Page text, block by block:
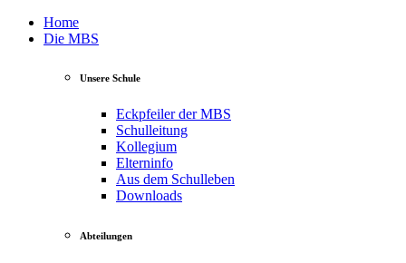
Home
Die MBS
Unsere Schule
Eckpfeiler der MBS
Schulleitung
Kollegium
Elterninfo
Aus dem Schulleben
Downloads
Abteilungen